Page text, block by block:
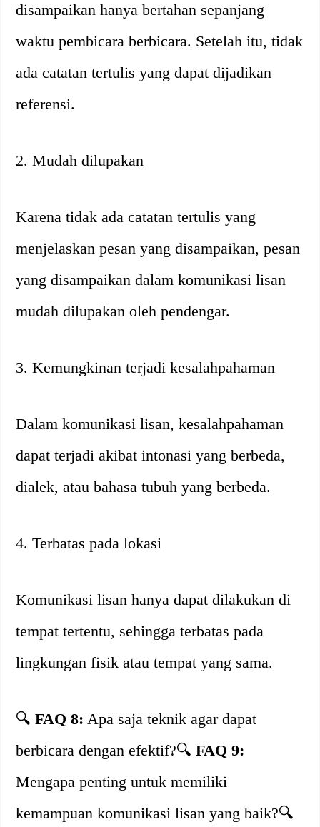
disampaikan hanya bertahan sepanjang
waktu pembicara berbicara. Setelah itu, tidak
ada catatan tertulis yang dapat dijadikan
referensi.
2. Mudah dilupakan
Karena tidak ada catatan tertulis yang
menjelaskan pesan yang disampaikan, pesan
yang disampaikan dalam komunikasi lisan
mudah dilupakan oleh pendengar.
3. Kemungkinan terjadi kesalahpahaman
Dalam komunikasi lisan, kesalahpahaman
dapat terjadi akibat intonasi yang berbeda,
dialek, atau bahasa tubuh yang berbeda.
4. Terbatas pada lokasi
Komunikasi lisan hanya dapat dilakukan di
tempat tertentu, sehingga terbatas pada
lingkungan fisik atau tempat yang sama.
🔍FAQ 8: Apa saja teknik agar dapat
berbicara dengan efektif?🔍FAQ 9:
Mengapa penting untuk memiliki
kemampuan komunikasi lisan yang baik?🔍